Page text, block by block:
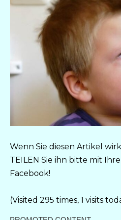
Wenn Sie diesen Artikel
TEILEN Sie ihn bitte mit
Facebook!
(Visited 295 times, 1 visits